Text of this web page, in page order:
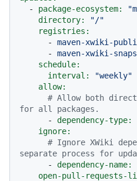
-
package-ecosystem:
directory:
"/"
registries:
-
maven-xwiki-
-
maven-xwiki-
schedule:
interval:
"weekly"
allow:
# Allow both
for all packages.
-
dependency-type:
ignore:
# Ignore XWiki
separate process for
-
dependency-name:
open-pull-requests-